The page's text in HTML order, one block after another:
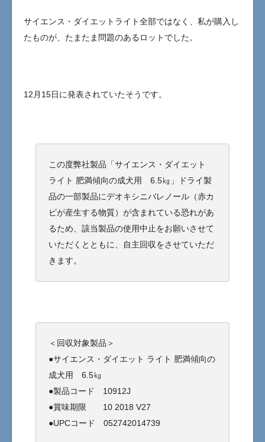
サイエンス・ダイエットライト全部ではなく、私が購入し
たものが、たまたま問題のあるロットでした。
12月15日に発表されていたそうです。
この度弊社製品「サイエンス・ダイエット
ライト 肥満傾向の成犬用 6.5㎏」ドライ製
品の一部製品にデオキシニバレノール（赤カ
ビが産生する物質）が含まれている恐れがあ
るため、該当製品の使用中止をお願いさせて
いただくとともに、自主回収をさせていただ
きます。
＜回収対象製品＞
●サイエンス・ダイエット ライト 肥満傾向の
成犬用 6.5㎏
●製品コード 10912J
●賞味期限 10 2018 V27
●UPCコード 052742014739